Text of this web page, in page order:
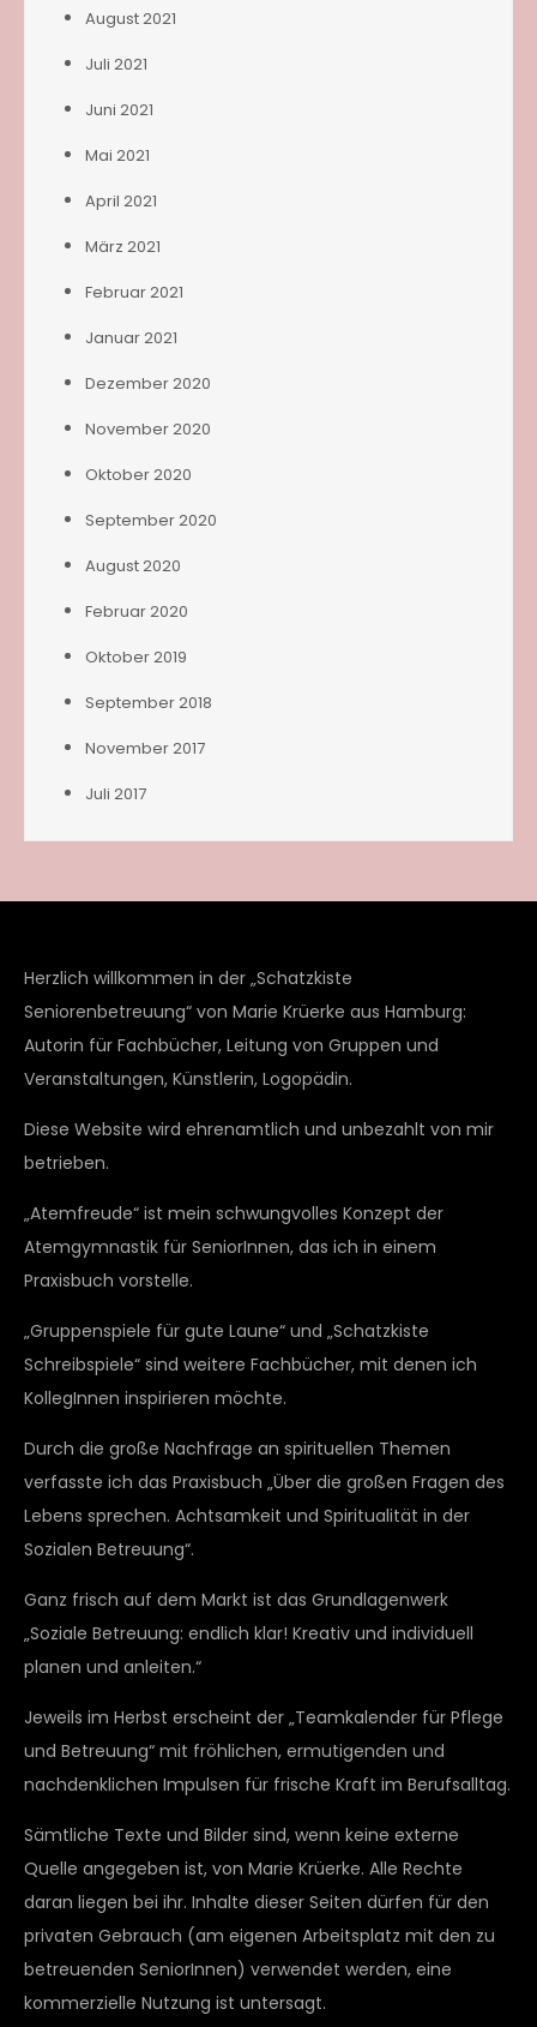
August 2021
Juli 2021
Juni 2021
Mai 2021
April 2021
März 2021
Februar 2021
Januar 2021
Dezember 2020
November 2020
Oktober 2020
September 2020
August 2020
Februar 2020
Oktober 2019
September 2018
November 2017
Juli 2017
Herzlich willkommen in der „Schatzkiste
Seniorenbetreuung“ von Marie Krüerke aus Hamburg:
Autorin für Fachbücher, Leitung von Gruppen und
Veranstaltungen, Künstlerin, Logopädin.
Diese Website wird ehrenamtlich und unbezahlt von mir
betrieben.
„Atemfreude“ ist mein schwungvolles Konzept der
Atemgymnastik für SeniorInnen, das ich in einem
Praxisbuch vorstelle.
„Gruppenspiele für gute Laune“ und „Schatzkiste
Schreibspiele“ sind weitere Fachbücher, mit denen ich
KollegInnen inspirieren möchte.
Durch die große Nachfrage an spirituellen Themen
verfasste ich das Praxisbuch „Über die großen Fragen des
Lebens sprechen. Achtsamkeit und Spiritualität in der
Sozialen Betreuung“.
Ganz frisch auf dem Markt ist das Grundlagenwerk
„Soziale Betreuung: endlich klar! Kreativ und individuell
planen und anleiten.“
Jeweils im Herbst erscheint der „Teamkalender für Pflege
und Betreuung“ mit fröhlichen, ermutigenden und
nachdenklichen Impulsen für frische Kraft im Berufsalltag.
Sämtliche Texte und Bilder sind, wenn keine externe
Quelle angegeben ist, von Marie Krüerke. Alle Rechte
daran liegen bei ihr. Inhalte dieser Seiten dürfen für den
privaten Gebrauch (am eigenen Arbeitsplatz mit den zu
betreuenden SeniorInnen) verwendet werden, eine
kommerzielle Nutzung ist untersagt.